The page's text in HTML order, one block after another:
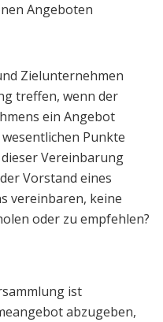
Angeboten
Zielunternehmen
treffen, wenn der
ein Angebot
Punkte
Vereinbarung
Vorstand eines
vereinbaren, keine
oder zu empfehlen?
ist
abzugeben,